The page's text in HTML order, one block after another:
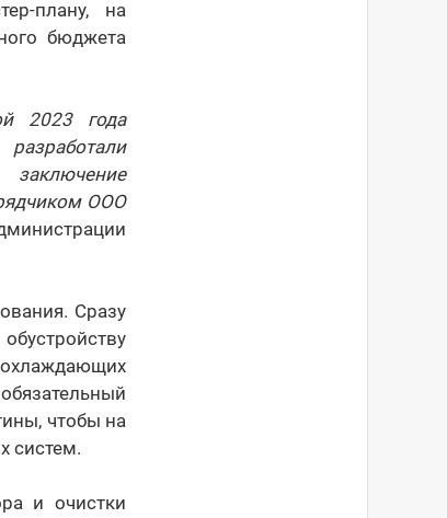
плану, на
бюджета
2023 года
ООО
Сразу
охлаждающих
чтобы на
систем.
и очистки